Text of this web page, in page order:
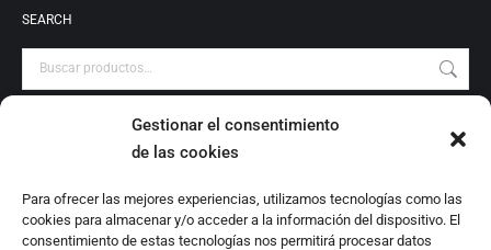
Gestionar el consentimiento
de las cookies
Para ofrecer las mejores experiencias, utilizamos tecnologías como las
cookies para almacenar y/o acceder a la información del dispositivo. El
consentimiento de estas tecnologías nos permitirá procesar datos
SEARCH
PRODUCT CATEGORIES
Catálogo
Escrituras Locales